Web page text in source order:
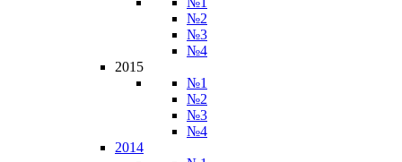
№2
№3
№4
2015
№1
№2
№3
№4
2014